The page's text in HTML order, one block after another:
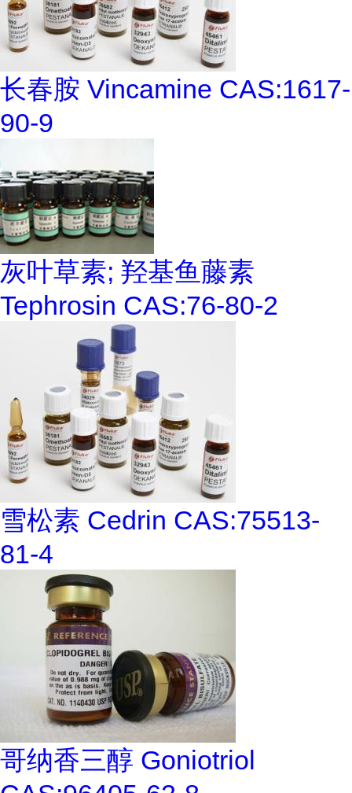
长春胺 Vincamine CAS:1617-
90-9
灰叶草素; 羟基鱼藤素
Tephrosin CAS:76-80-2
雪松素 Cedrin CAS:75513-
81-4
哥纳香三醇 Goniotriol